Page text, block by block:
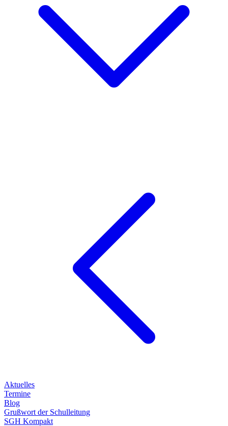
Aktuelles
Termine
Blog
Grußwort der Schulleitung
SGH Kompakt